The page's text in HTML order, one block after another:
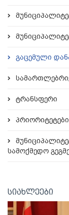
გაცემული
ტრანსფერი
სამოქმედო
სიახლეები